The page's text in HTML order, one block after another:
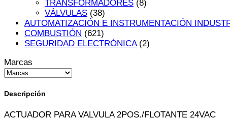
TRANSFORMADORES (8)
VÁLVULAS (38)
AUTOMATIZACIÓN E INSTRUMENTACIÓN
COMBUSTIÓN (621)
SEGURIDAD ELECTRÓNICA (2)
Marcas
Descripción
ACTUADOR PARA VALVULA 2POS./FLOTANTE 24VAC